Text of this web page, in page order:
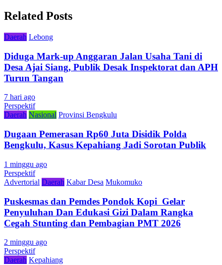
Related Posts
Daerah Lebong
Diduga Mark-up Anggaran Jalan Usaha Tani di
Desa Ajai Siang, Publik Desak Inspektorat dan APH
Turun Tangan
7 hari ago
Perspektif
Daerah Nasional Provinsi Bengkulu
Dugaan Pemerasan Rp60 Juta Disidik Polda
Bengkulu, Kasus Kepahiang Jadi Sorotan Publik
1 minggu ago
Perspektif
Advertorial Daerah Kabar Desa Mukomuko
Puskesmas dan Pemdes Pondok Kopi Gelar
Penyuluhan Dan Edukasi Gizi Dalam Rangka
Cegah Stunting dan Pembagian PMT 2026
2 minggu ago
Perspektif
Daerah Kepahiang